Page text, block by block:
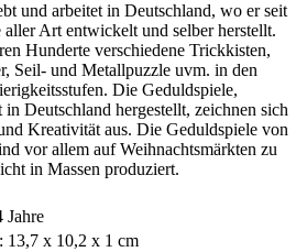
und arbeitet in Deutschland, wo er seit
aller Art entwickelt und selber herstellt.
Hunderte verschiedene Trickkisten,
Seil- und Metallpuzzle uvm. in den
Die Geduldspiele,
Deutschland hergestellt, zeichnen sich
Kreativität aus. Die Geduldspiele von
vor allem auf Weihnachtsmärkten zu
in Massen produziert.
Jahre
13,7 x 10,2 x 1 cm